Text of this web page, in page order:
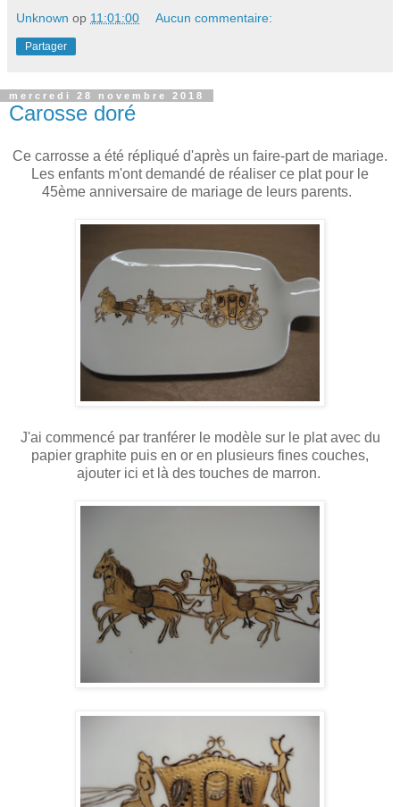
Unknown op 11:01:00 Aucun commentaire:
Partager
mercredi 28 novembre 2018
Carosse doré
Ce carrosse a été répliqué d'après un faire-part de mariage.
Les enfants m'ont demandé de réaliser ce plat pour le
45ème anniversaire de mariage de leurs parents.
J'ai commencé par tranférer le modèle sur le plat avec du
papier graphite puis en or en plusieurs fines couches,
ajouter ici et là des touches de marron.